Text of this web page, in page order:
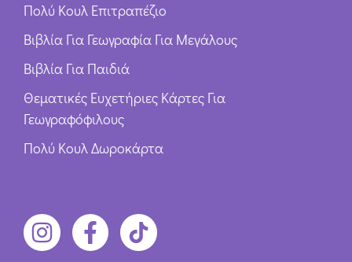
Πολύ Κουλ Επιτραπέζιο
Βιβλία Για Γεωγραφία Για Μεγάλους
Βιβλία Για Παιδιά
Θεματικές Ευχετήριες Κάρτες Για
Γεωγραφόφιλους
Πολύ Κουλ Δωροκάρτα